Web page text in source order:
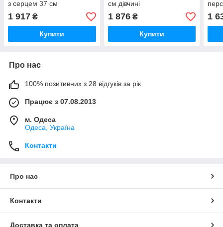
з серцем 37 см
1 917 ₴
Купити
см дівчині
1 876₴
Купити
1
Про нас
100% позитивних з 28 відгуків за рік
Працює з 07.08.2013
м. Одеса
Одеса, Україна
Контакти
Про нас
Контакти
Доставка та оплата